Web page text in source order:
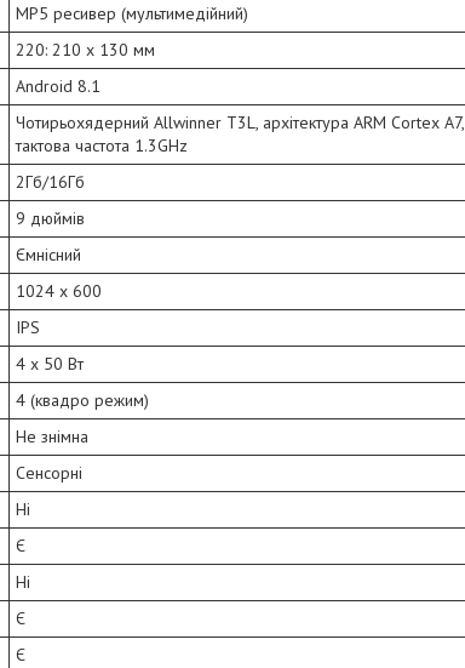
MP5 ресивер (мультимедійний)
220: 210 x 130 мм
Android 8.1
Чотирьохядерний Allwinner T3L, архітектура ARM Сortex A7,
тактова частота 1.3GHz
2Гб/16Гб
9 дюймів
Ємнісний
1024 х 600
IPS
4 х 50 Вт
4 (квадро режим)
Не знімна
Сенсорні
Ні
Є
Ні
Є
Є